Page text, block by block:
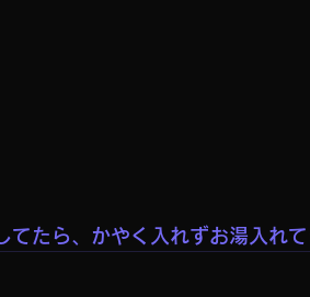
たら、かやく入れずお湯入れて